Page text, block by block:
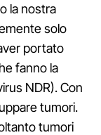
la nostra
solo
portato
fanno la
NDR). Con
tumori.
tumori